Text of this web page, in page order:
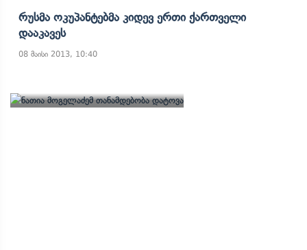
Რუსმა Ოკუპანტებმა Კიდევ Ერთი Ქართველი
Დააკავეს
08 მაისი 2013, 10:40